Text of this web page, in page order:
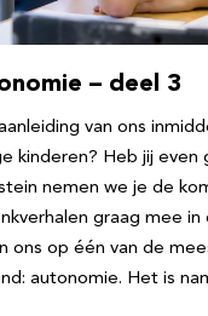
– deel 3
van ons
kinderen? Heb jij even
nemen we je de
graag mee
ons op één van de
autonomie. Het is